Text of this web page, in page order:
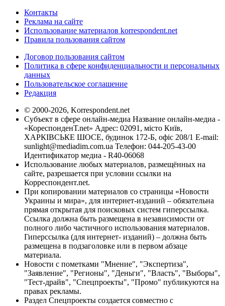
Контакты
Реклама на сайте
Использование материалов korrespondent.net
Правила пользования сайтом
Договор пользования сайтом
Политика в сфере конфиденциальности и персональных
данных
Пользовательское соглашение
Редакция
© 2000-2026, Korrespondent.net
Субъект в сфере онлайн-медиа Название онлайн-медиа -
«КореспонденТ.net» Адрес: 02091, місто Київ,
ХАРКІВСЬКЕ ШОСЕ, будинок 172-Б, офіс 208/1 E-mail:
sunlight@mediadim.com.ua Телефон: 044-205-43-00
Идентификатор медиа - R40-06068
Использование любых материалов, размещённых на
сайте, разрешается при условии ссылки на
Корреспондент.net.
При копировании материалов со страницы «Новости
Украины и мира», для интернет-изданий – обязательна
прямая открытая для поисковых систем гиперссылка.
Ссылка должна быть размещена в независимости от
полного либо частичного использования материалов.
Гиперссылка (для интернет- изданий) – должна быть
размещена в подзаголовке или в первом абзаце
материала.
Новости с пометками "Мнение", "Экспертиза",
"Заявление", "Регионы", "Деньги", "Власть", "Выборы",
"Тест-драйв", "Спецпроекты", "Промо" публикуются на
правах рекламы.
Раздел Спецпроекты создается совместно с